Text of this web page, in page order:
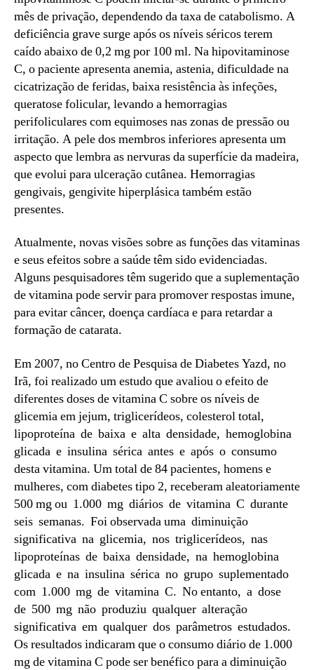
mês de privação, dependendo da taxa de catabolismo. A
deficiência grave surge após os níveis séricos terem
caído abaixo de 0,2 mg por 100 ml. Na hipovitaminose
C, o paciente apresenta anemia, astenia, dificuldade na
cicatrização de feridas, baixa resistência às infeções,
queratose folicular, levando a hemorragias
perifoliculares com equimoses nas zonas de pressão ou
irritação. A pele dos membros inferiores apresenta um
aspecto que lembra as nervuras da superfície da madeira,
que evolui para ulceração cutânea. Hemorragias
gengivais, gengivite hiperplásica também estão
presentes.
Atualmente, novas visões sobre as funções das vitaminas
e seus efeitos sobre a saúde têm sido evidenciadas.
Alguns pesquisadores têm sugerido que a suplementação
de vitamina pode servir para promover respostas imune,
para evitar câncer, doença cardíaca e para retardar a
formação de catarata.
Em 2007, no Centro de Pesquisa de Diabetes Yazd, no
Irã, foi realizado um estudo que avaliou o efeito de
diferentes doses de vitamina C sobre os níveis de
glicemia em jejum, triglicerídeos, colesterol total,
lipoproteína de baixa e alta densidade, hemoglobina
glicada e insulina sérica antes e após o consumo
desta vitamina. Um total de 84 pacientes, homens e
mulheres, com diabetes tipo 2, receberam aleatoriamente
500 mg ou 1.000 mg diários de vitamina C durante
seis semanas. Foi observada uma diminuição
significativa na glicemia, nos triglicerídeos, nas
lipoproteínas de baixa densidade, na hemoglobina
glicada e na insulina sérica no grupo suplementado
com 1.000 mg de vitamina C. No entanto, a dose
de 500 mg não produziu qualquer alteração
significativa em qualquer dos parâmetros estudados.
Os resultados indicaram que o consumo diário de 1.000
mg de vitamina C pode ser benéfico para a diminuição